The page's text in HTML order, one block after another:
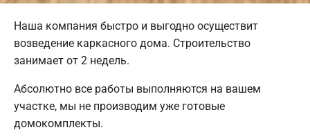
Наша компания быстро и выгодно осуществит
возведение каркасного дома. Строительство
занимает от 2 недель.
Абсолютно все работы выполняются на вашем
участке, мы не производим уже готовые
домокомплекты.